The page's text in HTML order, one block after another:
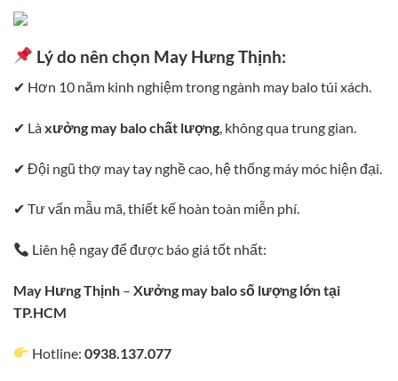
Lý do nên chọn May Hưng Thịnh:
✔ Hơn 10 năm kinh nghiệm trong ngành may balo túi xách.
✔ Làxưởng may balo chất lượng, không qua trung gian.
✔ Đội ngũ thợ may tay nghề cao, hệ thống máy móc hiện đại.
✔ Tư vấn mẫu mã, thiết kế hoàn toàn miễn phí.
Liên hệ ngay để được báo giá tốt nhất:
May Hưng Thịnh – Xưởng may balo số lượng lớn tại
TP.HCM
Hotline:0938.137.077